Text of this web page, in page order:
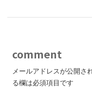
comment
メールアドレスが公開さ
る欄は必須項目です